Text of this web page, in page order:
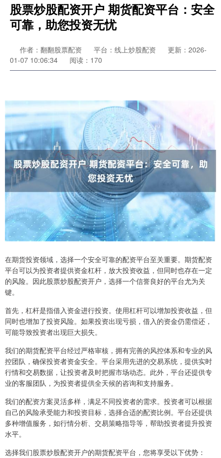
股票炒股配资开户 期货配资平台：安全
可靠，助您投资无忧
作者：翻翻股票配资 平台：线上炒股配资
更新：2026-
01-07 10:06:34
阅读：170
在期货投资领域，选择一个安全可靠的配资平台至关重要。期货配资
平台可以为投资者提供资金杠杆，放大投资收益，但同时也存在一定
的风险。因此股票炒股配资开户，选择一个信誉良好的平台尤为关
键。
首先，杠杆是指借入资金进行投资。使用杠杆可以增加投资收益，但
同时也增加了投资风险。如果投资出现亏损，借入的资金仍需偿还，
可能导致投资者出现巨大损失。
我们的期货配资平台经过严格审核，拥有完善的风控体系和专业的风
控团队，确保投资者资金安全。平台采用先进的交易系统，提供实时
行情和交易数据，让投资者及时把握市场动态。此外，平台还提供专
业的客服团队，为投资者提供全天候的咨询和支持服务。
我们的配资方案灵活多样，满足不同投资者的需求。投资者可以根据
自己的风险承受能力和投资目标，选择合适的配资比例。平台还提供
多种增值服务，如行情分析、交易策略指导等，帮助投资者提升投资
水平。
选择我们股票炒股配资开户的期货配资平台，您将享受以下优势：